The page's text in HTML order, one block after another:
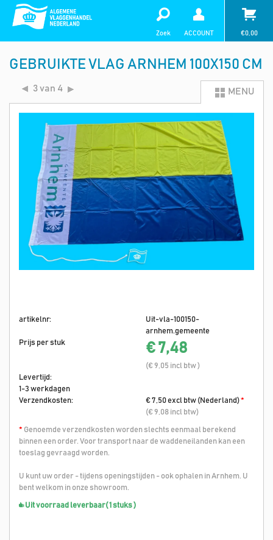
Zoek ACCOUNT €0,00
GEBRUIKTE VLAG ARNHEM 100X150 CM
3 van 4 MENU
artikelnr:
Uit-vla-100150-
arnhem.gemeente
Prijs per stuk
€ 7,48
(€ 9,05 incl btw )
Levertijd:
1-3 werkdagen
Verzendkosten:
€ 7,50 excl btw (Nederland)*
(€ 9,08 incl btw)
* Genoemde verzendkosten worden slechts eenmaal berekend
binnen een order. Voor transport naar de waddeneilanden kan een
toeslag gevraagd worden.
U kunt uw order - tijdens openingstijden - ook ophalen in Arnhem. U
bent welkom in onze showroom.
Uit voorraad leverbaar( 1 stuks )